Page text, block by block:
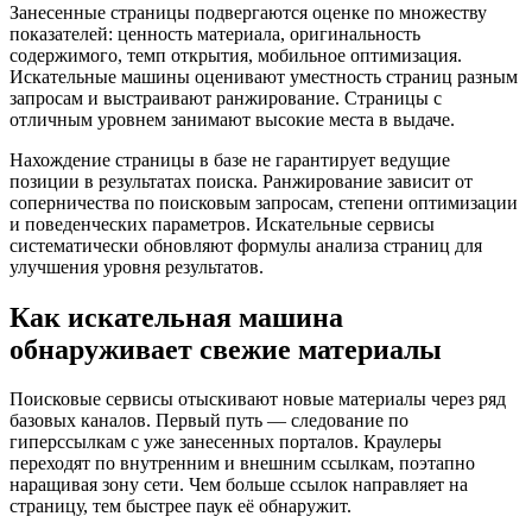
Занесенные страницы подвергаются оценке по множеству
показателей: ценность материала, оригинальность
содержимого, темп открытия, мобильное оптимизация.
Искательные машины оценивают уместность страниц разным
запросам и выстраивают ранжирование. Страницы с
отличным уровнем занимают высокие места в выдаче.
Нахождение страницы в базе не гарантирует ведущие
позиции в результатах поиска. Ранжирование зависит от
соперничества по поисковым запросам, степени оптимизации
и поведенческих параметров. Искательные сервисы
систематически обновляют формулы анализа страниц для
улучшения уровня результатов.
Как искательная машина
обнаруживает свежие материалы
Поисковые сервисы отыскивают новые материалы через ряд
базовых каналов. Первый путь — следование по
гиперссылкам с уже занесенных порталов. Краулеры
переходят по внутренним и внешним ссылкам, поэтапно
наращивая зону сети. Чем больше ссылок направляет на
страницу, тем быстрее паук её обнаружит.